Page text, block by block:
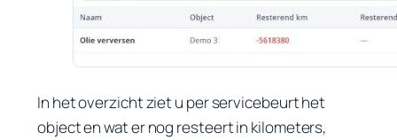
In het overzicht ziet u per servicebeurt het
object en wat er nog resteert in kilometers,